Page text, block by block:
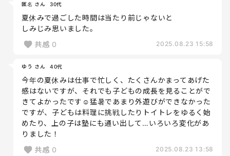
匿名 さん 30代
夏休みで過ごした時間は当たり前じゃないと
しみじみ思いました。
共感 0 2025.08.23 15:58
ゆう さん 40代
今年の夏休みは仕事で忙しく、たくさんかまってあげた
感はないですが、それでも子どもの成長を見ることがで
きてよかったです☺️猛暑であまり外遊びができなかった
ですが、子どもは料理に挑戦したりトイトレをゆるく始
めたり、上の子は塾にも通い出して…いろいろ変化があ
りました！
共感 0 2025.08.23 13:58